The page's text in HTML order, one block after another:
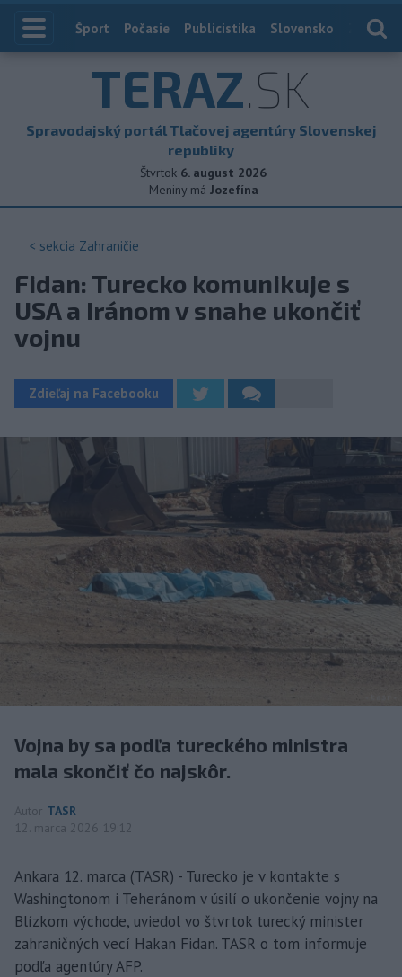
Index
Šport Počasie Publicistika Slovensko
TERAZ.SK
Spravodajský portál Tlačovej agentúry Slovenskej
republiky
Štvrtok 6. august 2026
Meniny má Jozefína
< sekcia Zahraničie
Fidan: Turecko komunikuje s
USA a Iránom v snahe ukončiť
vojnu
Zdieľaj na Facebooku
Vojna by sa podľa tureckého ministra
mala skončiť čo najskôr.
Autor TASR
12. marca 2026 19:12
Ankara 12. marca (TASR) - Turecko je v kontakte s
Washingtonom i Teheránom v úsilí o ukončenie vojny na
Blízkom východe, uviedol vo štvrtok turecký minister
zahraničných vecí Hakan Fidan. TASR o tom informuje
podľa agentúry AFP.